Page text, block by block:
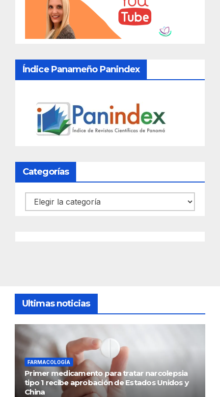
Índice Panameño Panindex
Categorías
Categorías
Ultimas noticias
FARMACOLOGÍA
Primer medicamento para tratar narcolepsia
tipo 1 recibe aprobación de Estados Unidos y
China